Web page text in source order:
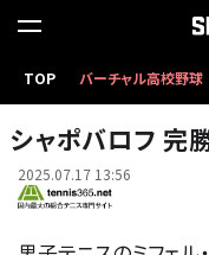
TOP バーチャル高校野球
シャポバロフ 完
2025.07.17 13:56